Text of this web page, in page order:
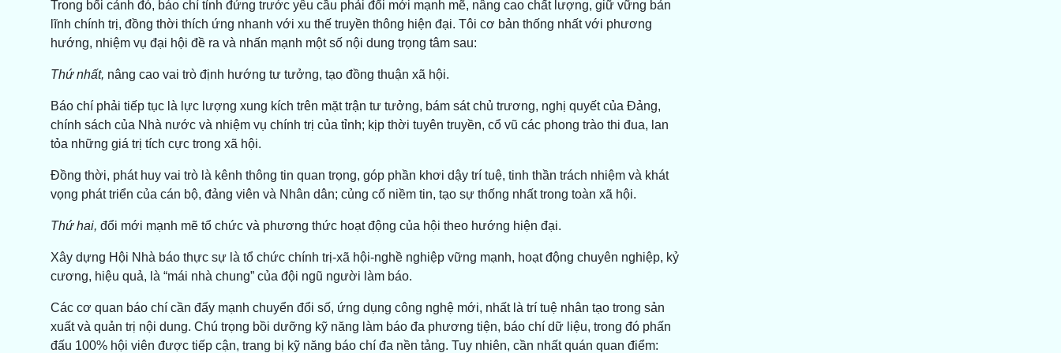
Trong bối cảnh đó, báo chí tỉnh đứng trước yêu cầu phải đổi mới mạnh mẽ, nâng cao chất lượng, giữ vững bản
lĩnh chính trị, đồng thời thích ứng nhanh với xu thế truyền thông hiện đại. Tôi cơ bản thống nhất với phương
hướng, nhiệm vụ đại hội đề ra và nhấn mạnh một số nội dung trọng tâm sau:
Thứ nhất, nâng cao vai trò định hướng tư tưởng, tạo đồng thuận xã hội.
Báo chí phải tiếp tục là lực lượng xung kích trên mặt trận tư tưởng, bám sát chủ trương, nghị quyết của Đảng,
chính sách của Nhà nước và nhiệm vụ chính trị của tỉnh; kịp thời tuyên truyền, cổ vũ các phong trào thi đua, lan
tỏa những giá trị tích cực trong xã hội.
Đồng thời, phát huy vai trò là kênh thông tin quan trọng, góp phần khơi dậy trí tuệ, tinh thần trách nhiệm và khát
vọng phát triển của cán bộ, đảng viên và Nhân dân; củng cố niềm tin, tạo sự thống nhất trong toàn xã hội.
Thứ hai, đổi mới mạnh mẽ tổ chức và phương thức hoạt động của hội theo hướng hiện đại.
Xây dựng Hội Nhà báo thực sự là tổ chức chính trị-xã hội-nghề nghiệp vững mạnh, hoạt động chuyên nghiệp, kỷ
cương, hiệu quả, là “mái nhà chung” của đội ngũ người làm báo.
Các cơ quan báo chí cần đẩy mạnh chuyển đổi số, ứng dụng công nghệ mới, nhất là trí tuệ nhân tạo trong sản
xuất và quản trị nội dung. Chú trọng bồi dưỡng kỹ năng làm báo đa phương tiện, báo chí dữ liệu, trong đó phấn
đấu 100% hội viên được tiếp cận, trang bị kỹ năng báo chí đa nền tảng. Tuy nhiên, cần nhất quán quan điểm: